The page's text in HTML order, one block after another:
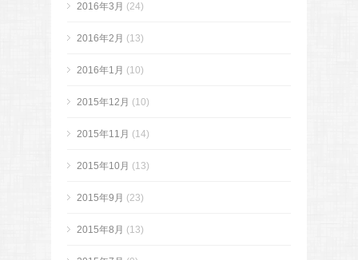
2016年3月 (24)
2016年2月 (13)
2016年1月 (10)
2015年12月 (10)
2015年11月 (14)
2015年10月 (13)
2015年9月 (23)
2015年8月 (13)